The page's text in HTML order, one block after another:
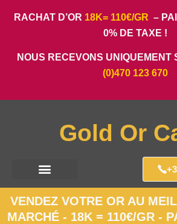
RACHAT D’OR 18K= 110€/GR –
0% DE TAXE !
NOUS RECEVONS UNIQUEMENT
(0)470 123 670
Gold Or
VENDEZ VOTRE OR AU
MARCHÉ - 18K = 110€/GR -